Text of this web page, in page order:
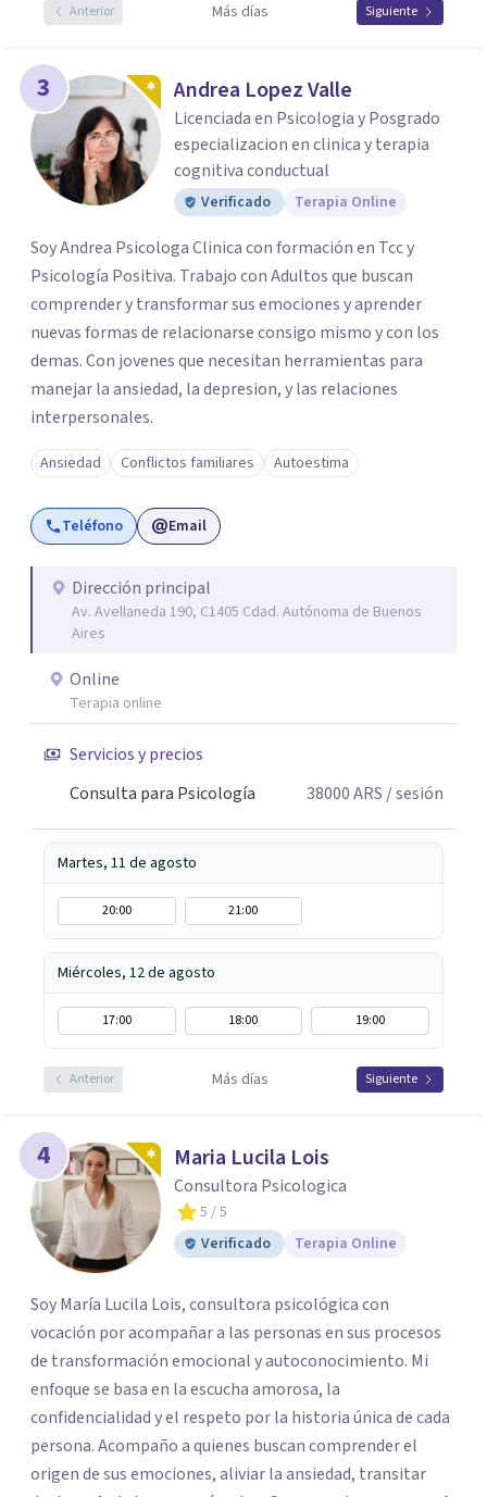
Anterior Más días Siguiente
3 Andrea Lopez Valle
Licenciada en Psicologia y Posgrado
especializacion en clinica y terapia
cognitiva conductual
Verificado Terapia Online
Soy Andrea Psicologa Clinica con formación en Tcc y
Psicología Positiva. Trabajo con Adultos que buscan
comprender y transformar sus emociones y aprender
nuevas formas de relacionarse consigo mismo y con los
demas. Con jovenes que necesitan herramientas para
manejar la ansiedad, la depresion, y las relaciones
interpersonales.
Ansiedad Conflictos familiares Autoestima
Teléfono Email
Dirección principal
Av. Avellaneda 190, C1405 Cdad. Autónoma de Buenos
Aires
Online
Terapia online
Servicios y precios
Consulta para Psicología
38000ARS / sesión
Martes, 11 de agosto
20:00 21:00
Miércoles, 12 de agosto
17:00 18:00 19:00
Anterior Más días Siguiente
4 Maria Lucila Lois
Consultora Psicologica
5 / 5
Verificado
Terapia Online
Soy María Lucila Lois, consultora psicológica con
vocación por acompañar a las personas en sus procesos
de transformación emocional y autoconocimiento. Mi
enfoque se basa en la escucha amorosa, la
confidencialidad y el respeto por la historia única de cada
persona. Acompaño a quienes buscan comprender el
origen de sus emociones, aliviar la ansiedad, transitar